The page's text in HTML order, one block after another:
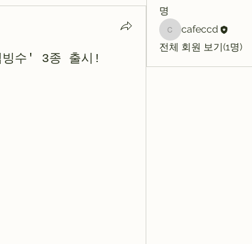
빙수' 3종 출시!
명
cafeccd
cafeccd
전체 회원 보기(1명)